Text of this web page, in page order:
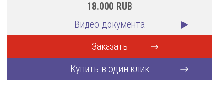
18.000 RUB
Видео документа
Заказать
Купить в один клик